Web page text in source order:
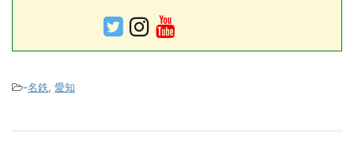
-名鉄, 愛知